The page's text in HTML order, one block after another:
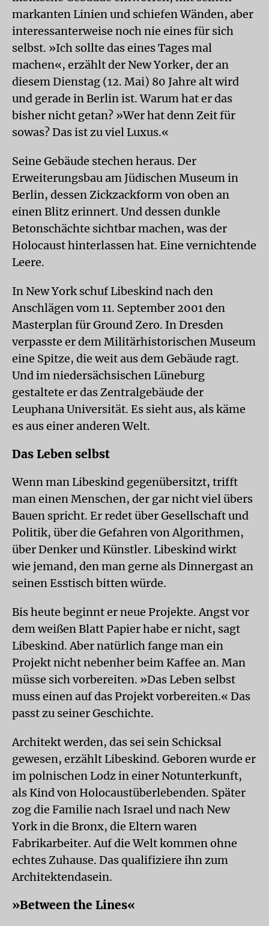
markanten Linien und schiefen Wänden, aber
interessanterweise noch nie eines für sich
selbst. »Ich sollte das eines Tages mal
machen«, erzählt der New Yorker, der an
diesem Dienstag (12. Mai) 80 Jahre alt wird
und gerade in Berlin ist. Warum hat er das
bisher nicht getan? »Wer hat denn Zeit für
sowas? Das ist zu viel Luxus.«
Seine Gebäude stechen heraus. Der
Erweiterungsbau am Jüdischen Museum in
Berlin, dessen Zickzackform von oben an
einen Blitz erinnert. Und dessen dunkle
Betonschächte sichtbar machen, was der
Holocaust hinterlassen hat. Eine vernichtende
Leere.
In New York schuf Libeskind nach den
Anschlägen vom 11. September 2001 den
Masterplan für Ground Zero. In Dresden
verpasste er dem Militärhistorischen Museum
eine Spitze, die weit aus dem Gebäude ragt.
Und im niedersächsischen Lüneburg
gestaltete er das Zentralgebäude der
Leuphana Universität. Es sieht aus, als käme
es aus einer anderen Welt.
Das Leben selbst
Wenn man Libeskind gegenübersitzt, trifft
man einen Menschen, der gar nicht viel übers
Bauen spricht. Er redet über Gesellschaft und
Politik, über die Gefahren von Algorithmen,
über Denker und Künstler. Libeskind wirkt
wie jemand, den man gerne als Dinnergast an
seinen Esstisch bitten würde.
Bis heute beginnt er neue Projekte. Angst vor
dem weißen Blatt Papier habe er nicht, sagt
Libeskind. Aber natürlich fange man ein
Projekt nicht nebenher beim Kaffee an. Man
müsse sich vorbereiten. »Das Leben selbst
muss einen auf das Projekt vorbereiten.« Das
passt zu seiner Geschichte.
Architekt werden, das sei sein Schicksal
gewesen, erzählt Libeskind. Geboren wurde er
im polnischen Lodz in einer Notunterkunft,
als Kind von Holocaustüberlebenden. Später
zog die Familie nach Israel und nach New
York in die Bronx, die Eltern waren
Fabrikarbeiter. Auf die Welt kommen ohne
echtes Zuhause. Das qualifiziere ihn zum
Architektendasein.
»Between the Lines«